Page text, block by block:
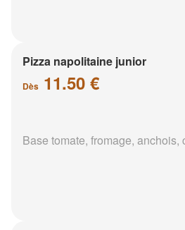
Pizza napolitaine junior
Dès 11.50 €
Base tomate, fromage, anchois,